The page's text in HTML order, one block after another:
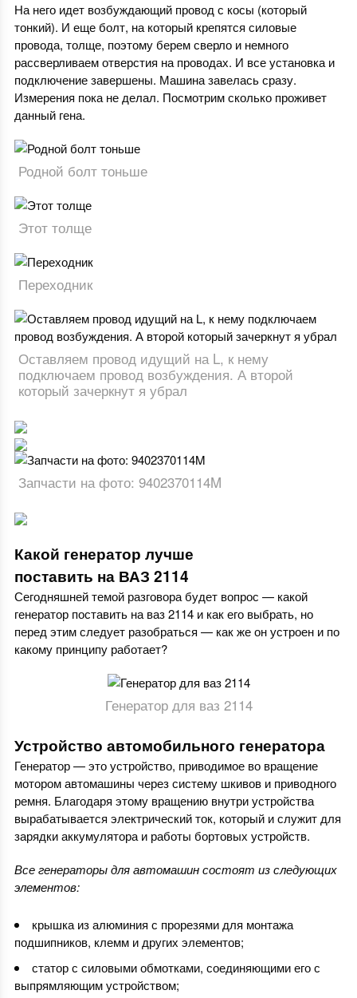
На него идет возбуждающий провод с косы (который
тонкий). И еще болт, на который крепятся силовые
провода, толще, поэтому берем сверло и немного
рассверливаем отверстия на проводах. И все установка и
подключение завершены. Машина завелась сразу.
Измерения пока не делал. Посмотрим сколько проживет
данный гена.
Родной болт тоньше
Этот толще
Переходник
Оставляем провод идущий на L, к нему
подключаем провод возбуждения. А второй
который зачеркнут я убрал
Запчасти на фото: 9402370114M
Какой генератор лучше
поставить на ВАЗ 2114
Сегодняшней темой разговора будет вопрос — какой
генератор поставить на ваз 2114 и как его выбрать, но
перед этим следует разобраться — как же он устроен и по
какому принципу работает?
Генератор для ваз 2114
Устройство автомобильного генератора
Генератор — это устройство, приводимое во вращение
мотором автомашины через систему шкивов и приводного
ремня. Благодаря этому вращению внутри устройства
вырабатывается электрический ток, который и служит для
зарядки аккумулятора и работы бортовых устройств.
Все генераторы для автомашин состоят из следующих
элементов:
крышка из алюминия с прорезями для монтажа
подшипников, клемм и других элементов;
статор с силовыми обмотками, соединяющими его с
выпрямляющим устройством;